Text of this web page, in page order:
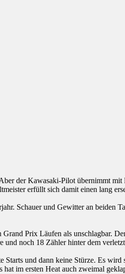
der Kawasaki-Pilot übernimmt
erfüllt sich damit einen lang
Schauer und Gewitter an beiden
Prix Läufen als unschlagbar.
noch 18 Zähler hinter dem
Starts und dann keine Stürze. Es
im ersten Heat auch zweimal